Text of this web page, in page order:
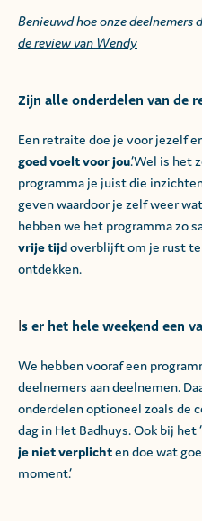
Benieuwd hoe onze deelnemers
de review van Wendy
Zijn alle onderdelen van de
Een retraite doe je voor jezelf
goed voelt voor jou.’Wel is het
programma je juist die
geven waardoor je zelf weer
hebben we het programma zo
vrije tijdoverblijft om je rust te
ontdekken.
s er het hele weekend een
We hebben vooraf een
deelnemers aan deelnemen.
onderdelen optioneel zoals de
dag in Het Badhuys. Ook bij het
je niet verplichten doe wat
moment.’